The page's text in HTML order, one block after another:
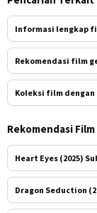
Informasi lengkap
Rekomendasi film
Koleksi film
Rekomendasi
Heart Eyes (2025)
Dragon Seduction